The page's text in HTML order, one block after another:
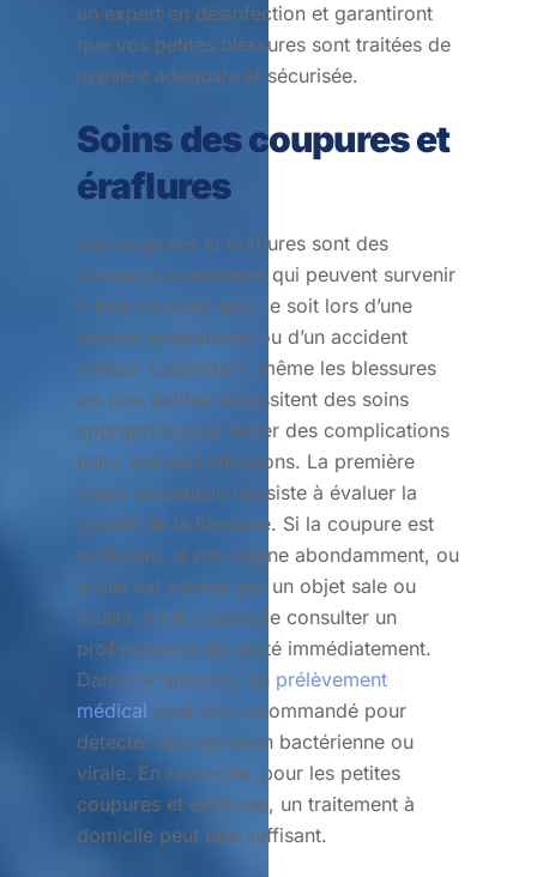
un expert en désinfection et garantiront
que vos petites blessures sont traitées de
manière adéquate et sécurisée.
Soins des coupures et
éraflures
Les coupures et éraflures sont des
blessures communes qui peuvent survenir
à tout moment, que ce soit lors d’une
activité quotidienne ou d’un accident
mineur. Cependant, même les blessures
les plus petites nécessitent des soins
appropriés pour éviter des complications
telles que des infections. La première
étape essentielle consiste à évaluer la
gravité de la blessure. Si la coupure est
profonde, si elle saigne abondamment, ou
si elle est causée par un objet sale ou
rouillé, il est crucial de consulter un
professionnel de santé immédiatement.
Dans certains cas, un prélèvement
médical peut être recommandé pour
détecter une infection bactérienne ou
virale. En revanche, pour les petites
coupures et éraflures, un traitement à
domicile peut être suffisant.